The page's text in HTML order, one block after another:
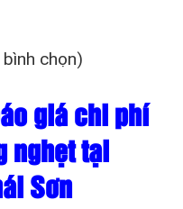
chọn)
giá chi phí
nghẹt tại
Sơn